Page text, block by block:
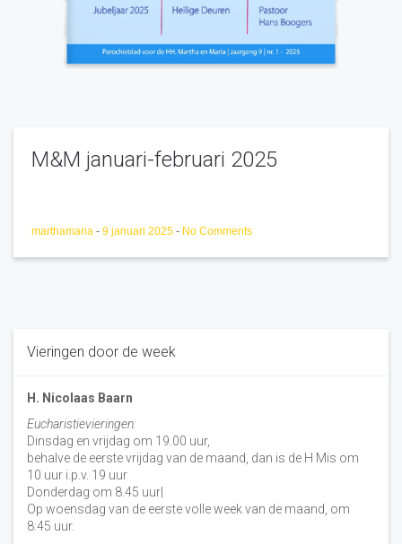
M&M januari-februari 2025
marthamaria - 9 januari 2025 - No Comments
Vieringen door de week
H. Nicolaas Baarn
Eucharistievieringen:
Dinsdag en vrijdag om 19.00 uur,
behalve de eerste vrijdag van de maand, dan is de H Mis om
10 uur i.p.v. 19 uur
Donderdag om 8.45 uur|
Op woensdag van de eerste volle week van de maand, om
8:45 uur.